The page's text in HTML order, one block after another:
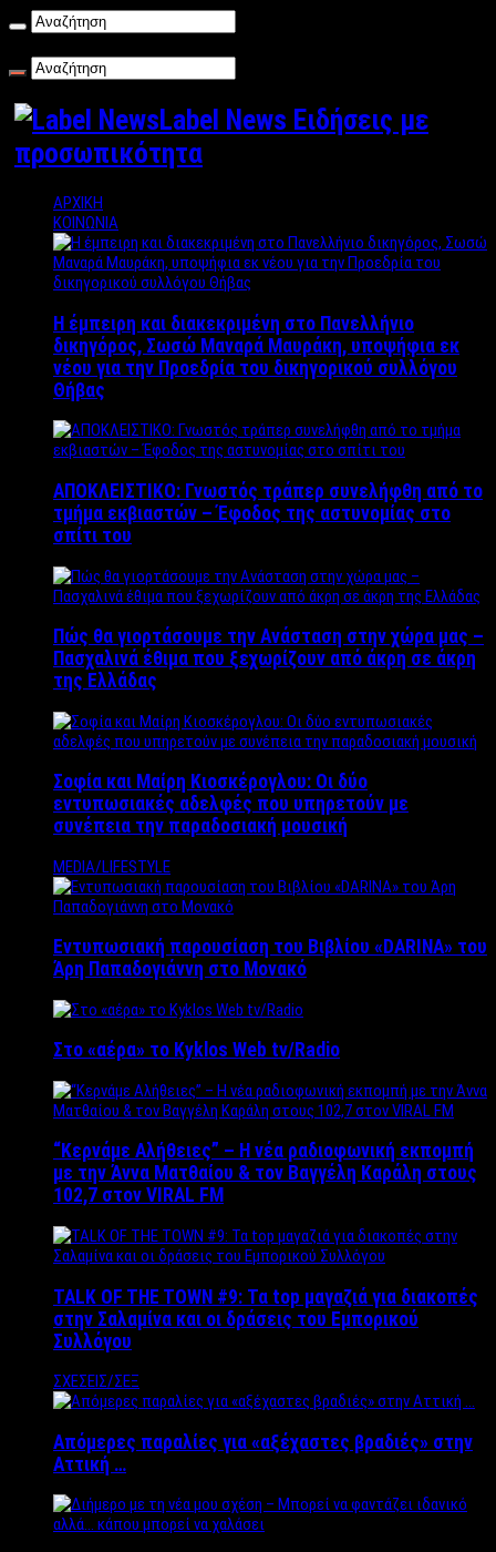
Label News Ειδήσεις με
προσωπικότητα
ΑΡΧΙΚΗ
ΚΟΙΝΩΝΙΑ
Η έμπειρη και διακεκριμένη στο Πανελλήνιο
δικηγόρος, Σωσώ Μαναρά Μαυράκη, υποψήφια εκ
νέου για την Προεδρία του δικηγορικού συλλόγου
Θήβας
ΑΠΟΚΛΕΙΣΤΙΚΟ: Γνωστός τράπερ συνελήφθη από το
τμήμα εκβιαστών – Έφοδος της αστυνομίας στο
σπίτι του
Πώς θα γιορτάσουμε την Ανάσταση στην χώρα μας –
Πασχαλινά έθιμα που ξεχωρίζουν από άκρη σε άκρη
της Ελλάδας
Σοφία και Μαίρη Κιοσκέρογλου: Οι δύο
εντυπωσιακές αδελφές που υπηρετούν με
συνέπεια την παραδοσιακή μουσική
MEDIA/LIFESTYLE
Εντυπωσιακή παρουσίαση του Βιβλίου «DARINA» του
Άρη Παπαδογιάννη στο Μονακό
Στο «αέρα» το Kyklos Web tv/Radio
“Kερνάμε Αλήθειες” – Η νέα ραδιοφωνική εκπομπή
με την Άννα Ματθαίου & τον Βαγγέλη Καράλη στους
102,7 στον VIRAL FM
TALK OF THE TOWN #9: Τα top μαγαζιά για διακοπές
στην Σαλαμίνα και οι δράσεις του Εμπορικού
Συλλόγου
ΣΧΕΣΕΙΣ/ΣΕΞ
Απόμερες παραλίες για «αξέχαστες βραδιές» στην
Αττική …